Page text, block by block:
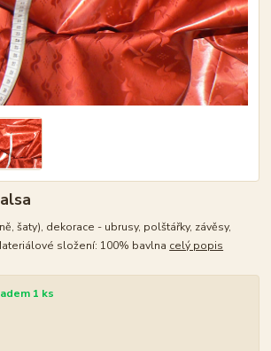
šaty), dekorace - ubrusy, polštářky, závěsy,
složení: 100% bavlna celý popis
1 ks